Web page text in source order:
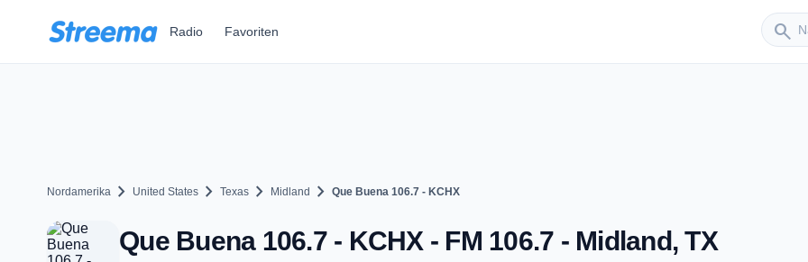
Radio Favoriten search
Nordamerika chevron_right United States chevron_right Texas chevron_right Midland chevron_right Que Buena 106.7 - KCHX
Que Buena 106.7 - KCHX - FM 106.7 - Midland, TX